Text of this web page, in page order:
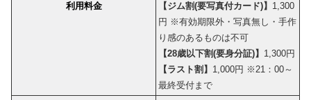
利用料金
【ジム割(要写真付カード)】 1,300
円 ※有効期限外・写真無し・手作
り感のあるものは不可
【28歳以下割(要身分証)】 1,300円
【ラスト割】 1,000円 ※21：00～
最終受付まで